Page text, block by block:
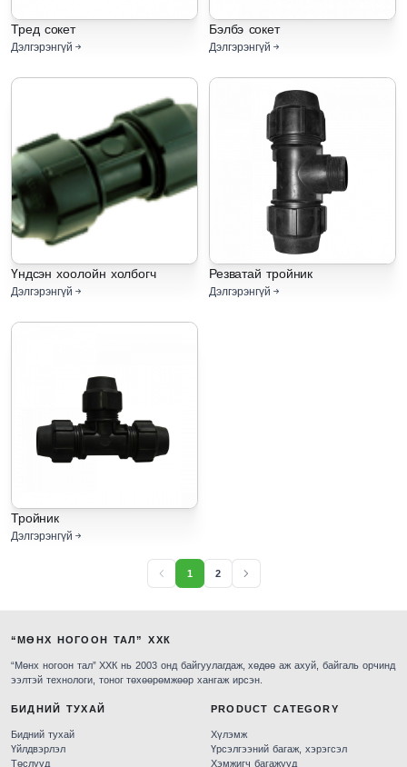
Тред сокет
Дэлгэрэнгүй
Бэлбэ сокет
Дэлгэрэнгүй
Үндсэн хоолойн холбогч
Дэлгэрэнгүй
Резватай тройник
Дэлгэрэнгүй
Тройник
Дэлгэрэнгүй
1 2
“МӨНХ НОГООН ТАЛ” ХХК
“Мөнх ногоон тал” ХХК нь 2003 онд байгуулагдаж, хөдөө аж ахуй, байгаль орчинд
ээлтэй технологи, тоног төхөөрөмжөөр хангаж ирсэн.
БИДНИЙ ТУХАЙ
Бидний тухай
Үйлдвэрлэл
Төслүүд
PRODUCT CATEGORY
Хүлэмж
Үрсэлгээний багаж, хэрэгсэл
Хэмжигч багажууд